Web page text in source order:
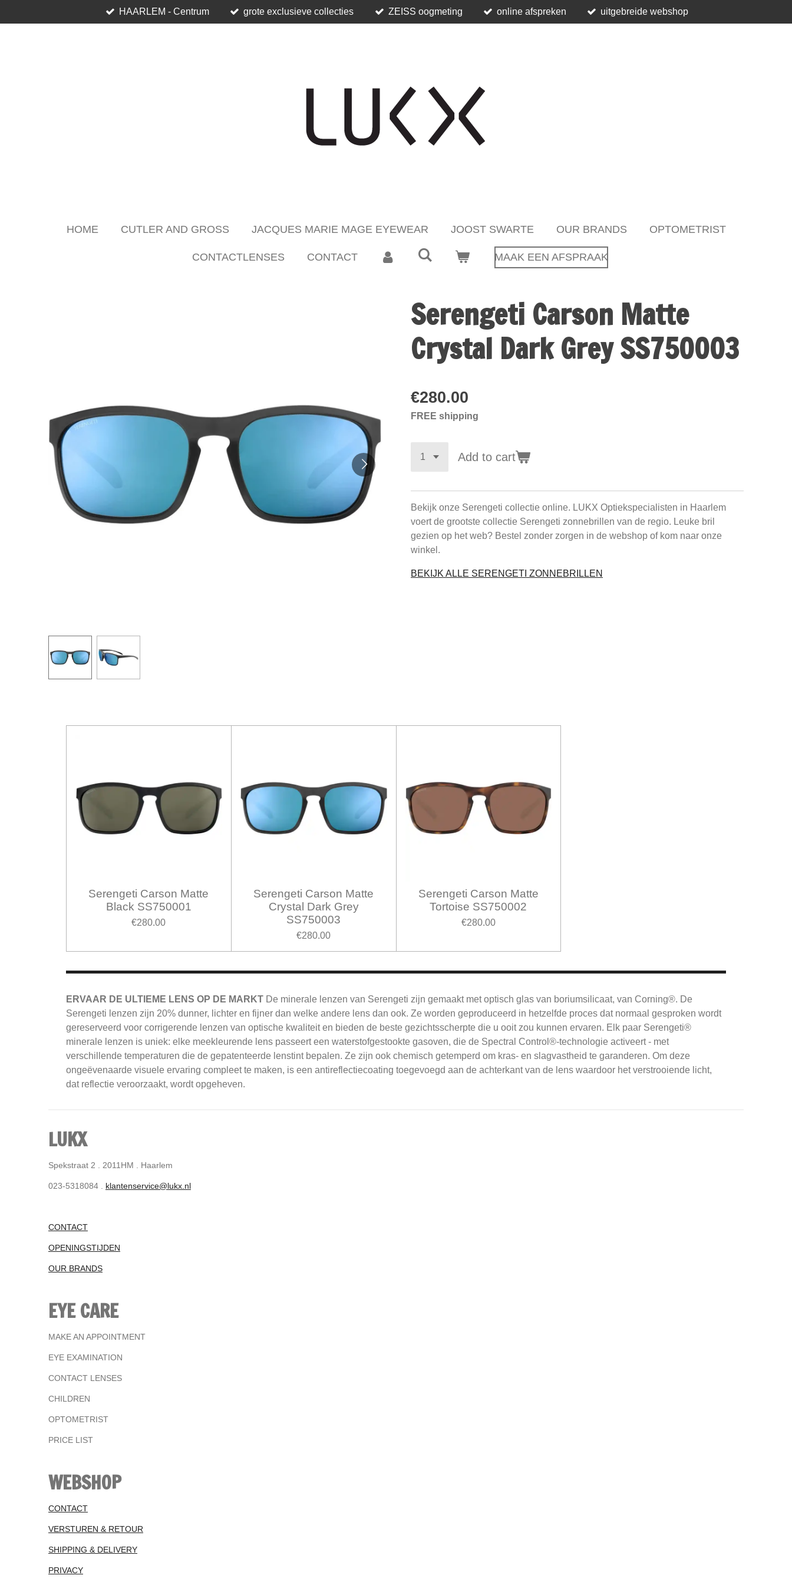
to
HAARLEM - Centrum grote exclusieve collecties ZEISS oogmeting online afspreken uitgebreide webshop
HOME CUTLER AND GROSS JACQUES MARIE MAGE EYEWEAR JOOST SWARTE OUR BRANDS OPTOMETRIST
CONTACTLENSES CONTACT MAAK EEN AFSPRAAK
Serengeti Carson Matte
Crystal Dark Grey SS750003
€280.00
FREE shipping
Add to cart
Bekijk onze Serengeti collectie online. LUKX Optiekspecialisten in Haarlem
voert de grootste collectie Serengeti zonnebrillen van de regio. Leuke bril
gezien op het web? Bestel zonder zorgen in de webshop of kom naar onze
winkel.
BEKIJK ALLE SERENGETI ZONNEBRILLEN
Serengeti Carson Matte
Black SS750001
€280.00
Serengeti Carson Matte
Crystal Dark Grey
SS750003
€280.00
Serengeti Carson Matte
Tortoise SS750002
€280.00
ERVAAR DE ULTIEME LENS OP DE MARKT De minerale lenzen van Serengeti zijn gemaakt met optisch glas van boriumsilicaat, van Corning®. De
Serengeti lenzen zijn 20% dunner, lichter en fijner dan welke andere lens dan ook. Ze worden geproduceerd in hetzelfde proces dat normaal gesproken wordt
gereserveerd voor corrigerende lenzen van optische kwaliteit en bieden de beste gezichtsscherpte die u ooit zou kunnen ervaren. Elk paar Serengeti®
minerale lenzen is uniek: elke meekleurende lens passeert een waterstofgestookte gasoven, die de Spectral Control®-technologie activeert - met
verschillende temperaturen die de gepatenteerde lenstint bepalen. Ze zijn ook chemisch getemperd om kras- en slagvastheid te garanderen. Om deze
ongeëvenaarde visuele ervaring compleet te maken, is een antireflectiecoating toegevoegd aan de achterkant van de lens waardoor het verstrooiende licht,
dat reflectie veroorzaakt, wordt opgeheven.
LUKX
Spekstraat 2 . 2011HM . Haarlem
023-5318084 . klantenservice@lukx.nl
CONTACT
OPENINGSTIJDEN
OUR BRANDS
EYE CARE
MAKE AN APPOINTMENT
EYE EXAMINATION
CONTACT LENSES
CHILDREN
OPTOMETRIST
PRICE LIST
WEBSHOP
CONTACT
VERSTUREN & RETOUR
SHIPPING & DELIVERY
PRIVACY